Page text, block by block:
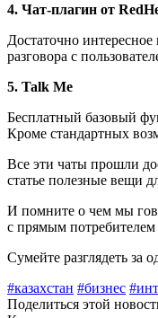
4. Чат-плагин от
Достаточно
разговора с
5. Talk Me
Бесплатный базовый
Кроме стандартных
Все эти чаты прошли
статье полезные вещи
И помните о чем мы
с прямым потребителем
Сумейте разглядеть за
#казахстан #бизнес
Поделиться этой